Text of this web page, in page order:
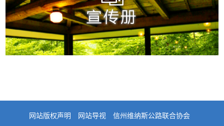
网站版权声明 网站导视 信州维纳斯公路联合协会